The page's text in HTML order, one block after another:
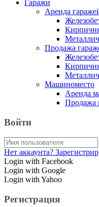
Гаражи
Аренда
Продажа
Машиноместо
Аренда
Продажа
Войти
Нет аккаунта?
Login with Facebook
Login with Google
Login with Yahoo
Регистрация